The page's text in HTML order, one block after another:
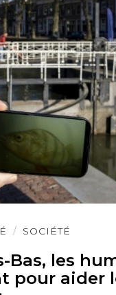
SOCIÉTÉ
Bas, les
pour aider